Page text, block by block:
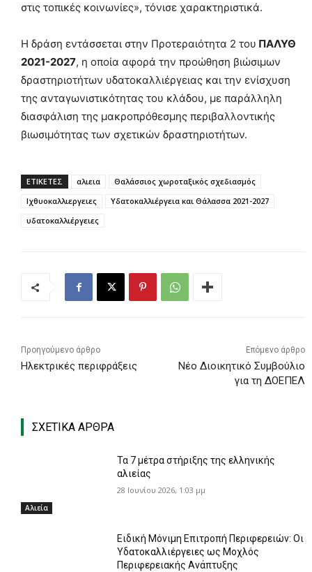
στις τοπικές κοινωνίες», τόνισε χαρακτηριστικά.
Η δράση εντάσσεται στην Προτεραιότητα 2 του ΠΑΛΥΘ
2021-2027, η οποία αφορά την προώθηση βιώσιμων
δραστηριοτήτων υδατοκαλλιέργειας και την ενίσχυση
της ανταγωνιστικότητας του κλάδου, με παράλληλη
διασφάλιση της μακροπρόθεσμης περιβαλλοντικής
βιωσιμότητας των σχετικών δραστηριοτήτων.
ΕΤΙΚΕΤΕΣ αλιεια
Θαλάσσιος χωροταξικός σχεδιασμός
Ιχθυοκαλλιεργειες
Υδατοκαλλιέργεια και Θάλασσα 2021-2027
υδατοκαλλιέργειες
Προηγούμενο άρθρο
Ηλεκτρικές περιφράξεις
Επόμενο άρθρο
Νέο Διοικητικό Συμβούλιο
για τη ΔΟΕΠΕΛ
ΣΧΕΤΙΚΑ ΑΡΘΡΑ
Αλιεία
Τα 7 μέτρα στήριξης της ελληνικής
αλιείας
28 Ιουνίου 2026, 1:03 μμ
Ειδική Μόνιμη Επιτροπή Περιφερειών: Οι
Υδατοκαλλιέργειες ως Μοχλός
Περιφερειακής Ανάπτυξης